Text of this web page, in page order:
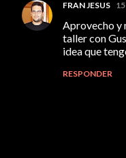
FRAN JESUS
Aprovecho y
taller con
idea que
RESPONDER